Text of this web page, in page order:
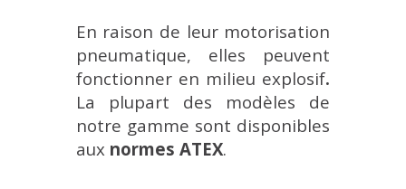
En raison de leur motorisation
pneumatique, elles peuvent
fonctionner en milieu explosif.
La plupart des modèles de
notre gamme sont disponibles
aux normes ATEX.